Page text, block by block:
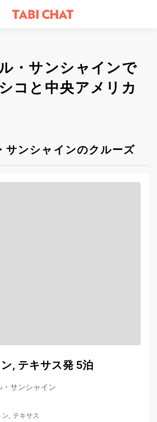
・サンシャインで
コと中央アメリカ
サンシャインのクルーズ
, テキサス発 5泊
・サンシャイン
ン, テキサス